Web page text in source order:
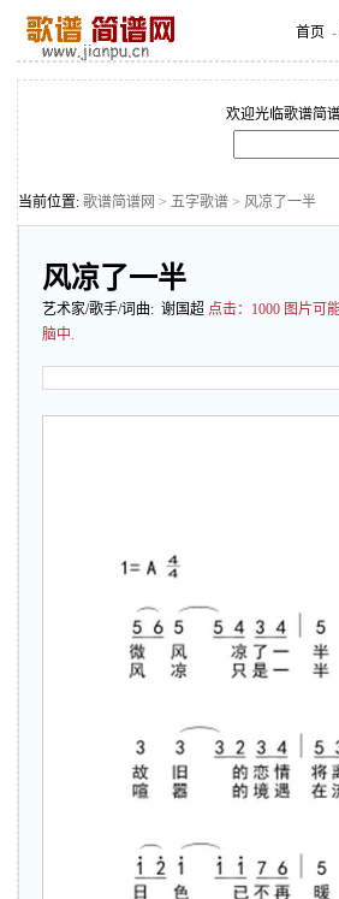
首页 -
欢迎光临歌谱简
当前位置: 歌谱简谱网 > 五字歌谱 > 风凉了一半
风凉了一半
艺术家/歌手/词曲: 谢国超 点击： 1000 图片可
脑中.